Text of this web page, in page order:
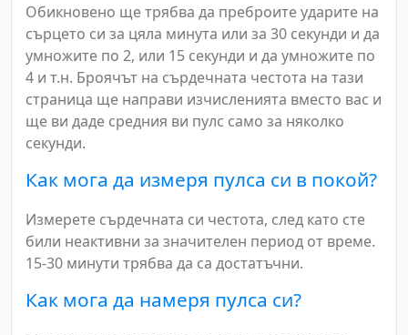
Обикновено ще трябва да преброите ударите на
сърцето си за цяла минута или за 30 секунди и да
умножите по 2, или 15 секунди и да умножите по
4 и т.н. Броячът на сърдечната честота на тази
страница ще направи изчисленията вместо вас и
ще ви даде средния ви пулс само за няколко
секунди.
Как мога да измеря пулса си в покой?
Измерете сърдечната си честота, след като сте
били неактивни за значителен период от време.
15-30 минути трябва да са достатъчни.
Как мога да намеря пулса си?